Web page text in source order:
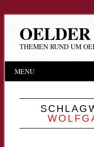
THEMEN RUND UM
Hauptmenü
Inhalt
MENU